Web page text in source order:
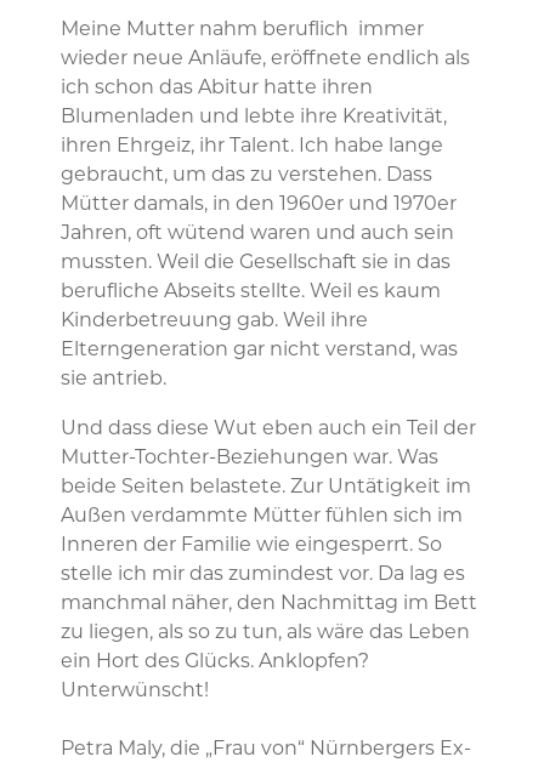
Meine Mutter nahm beruflich immer
wieder neue Anläufe, eröffnete endlich als
ich schon das Abitur hatte ihren
Blumenladen und lebte ihre Kreativität,
ihren Ehrgeiz, ihr Talent. Ich habe lange
gebraucht, um das zu verstehen. Dass
Mütter damals, in den 1960er und 1970er
Jahren, oft wütend waren und auch sein
mussten. Weil die Gesellschaft sie in das
berufliche Abseits stellte. Weil es kaum
Kinderbetreuung gab. Weil ihre
Elterngeneration gar nicht verstand, was
sie antrieb.
Und dass diese Wut eben auch ein Teil der
Mutter-Tochter-Beziehungen war. Was
beide Seiten belastete. Zur Untätigkeit im
Außen verdammte Mütter fühlen sich im
Inneren der Familie wie eingesperrt. So
stelle ich mir das zumindest vor. Da lag es
manchmal näher, den Nachmittag im Bett
zu liegen, als so zu tun, als wäre das Leben
ein Hort des Glücks. Anklopfen?
Unterwünscht!
Petra Maly, die „Frau von“ Nürnbergers Ex-